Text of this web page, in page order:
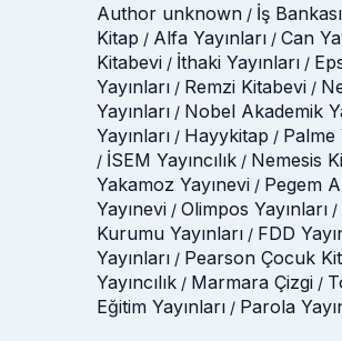
Author unknown / İş
Kitap / Alfa Yayınları / Can
Kitabevi / İthaki Yayınları /
Yayınları / Remzi Kitabevi /
Yayınları / Nobel Akademik
Yayınları / Hayykitap / Palme
/ İSEM Yayıncılık / Nemesis
Yakamoz Yayınevi / Pegem
Yayınevi / Olimpos Yayınları /
Kurumu Yayınları / FDD
Yayınları / Pearson Çocuk
Yayıncılık / Marmara Çizgi /
Eğitim Yayınları / Parola